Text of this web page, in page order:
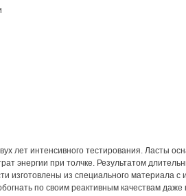
лет интенсивного тестирования.
энергии при толчке. Результатом
изготовлены из специального материала
по своим реактивным качествам